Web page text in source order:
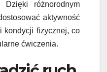
różnorodnym
aktywność
kondycji fizycznej, co
ćwiczenia.